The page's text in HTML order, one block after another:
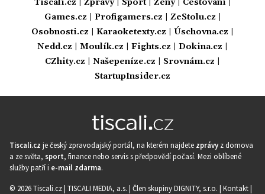
Tiscali.cz Zprávy| Sport| Ženy| Cestování|
Games.cz
Profigamers.cz ZeStolu.cz
Osobnosti.cz
Karaoketexty.cz Úschovna.cz
Nedd.cz
Moulík.cz Fights.cz Dokina.cz
CZhity.cz
Našepeníze.cz Srovnám.cz
StartupInsider.cz
Tiscali.cz je český zpravodajský portál, na kterém najdete zprávy z domova
a ze světa, sport, finance nebo servis s předpovědí počasí. Mezi oblíbené
služby patří i e-mail zdarma.
© 2026 Tiscali.cz | TISCALI MEDIA, a.s. | Člen skupiny DIGNITY, s.r.o. | Kontakt|